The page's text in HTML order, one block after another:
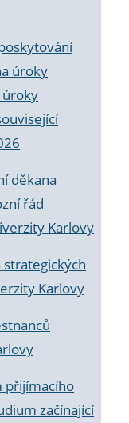
úroky
úroky
děkana
řád
Karlovy
Karlovy
přijímacího
začínající